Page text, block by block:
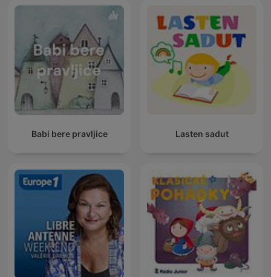
Babi bere pravljice Lasten sadut